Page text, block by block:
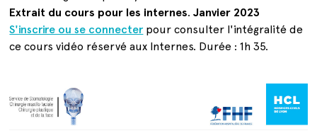
Extrait du cours pour les internes.Janvier 2023
S'inscrire ou se connecter pour consulter l'intégralité de
ce cours vidéo réservé aux Internes. Durée : 1h 35.